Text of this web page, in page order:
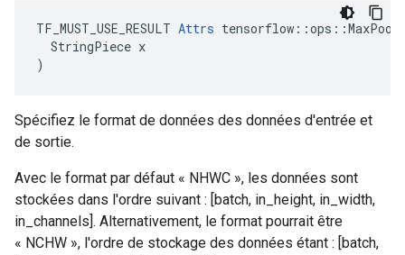
TF_MUST_USE_RESULT Attrs
  StringPiece x
)
Spécifiez le format de données des données d'entrée et
de sortie.
Avec le format par défaut « NHWC », les données sont
stockées dans l'ordre suivant : [batch, in_height, in_width,
in_channels]. Alternativement, le format pourrait être
« NCHW », l'ordre de stockage des données étant : [batch,